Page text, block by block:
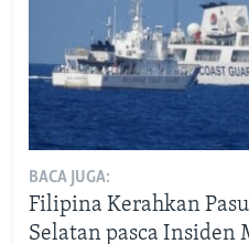
BACA JUGA:
Filipina Kerahkan
Selatan pasca Insiden